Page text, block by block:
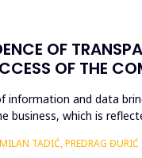
...
OF
OF THE
information and data
business, which is
However, countries in
TADIĆ, PREDRAG ĐURIĆ